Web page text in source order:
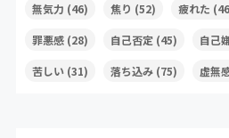
無気力 (46) 焦り (52) 疲れた
罪悪感(28) 自己否定 (45) 自己
苦しい(31) 落ち込み(75) 虚無